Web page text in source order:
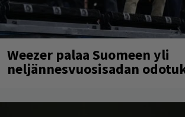
Weezer palaa Suomeen yli
neljännesvuosisadan